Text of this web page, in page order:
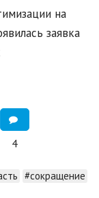
на
заявка
4
#сокращение